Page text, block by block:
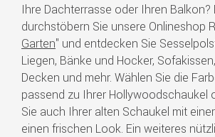
Ihre Dachterrasse oder Ihren Balkon?
durchstöbern Sie unsere Onlineshop
Garten" und entdecken Sie
Liegen, Bänke und Hocker,
Decken und mehr. Wählen Sie die
passend zu Ihrer Hollywoodschaukel
Sie auch Ihrer alten Schaukel mit einer
einen frischen Look. Ein weiteres